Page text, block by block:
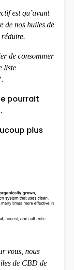
est qu’avant
de nos huiles de
réduire.
de consommer
liste
pourrait
plus
vous, nous
de CBD de